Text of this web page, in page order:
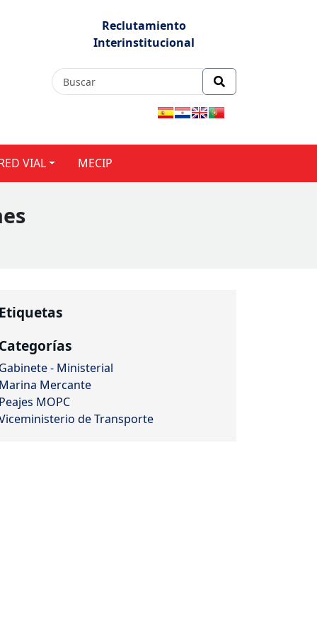
Reclutamiento
Interinstitucional
VIAL MECIP
Etiquetas
Categorías
Gabinete - Ministerial
Marina Mercante
Peajes MOPC
de Transporte